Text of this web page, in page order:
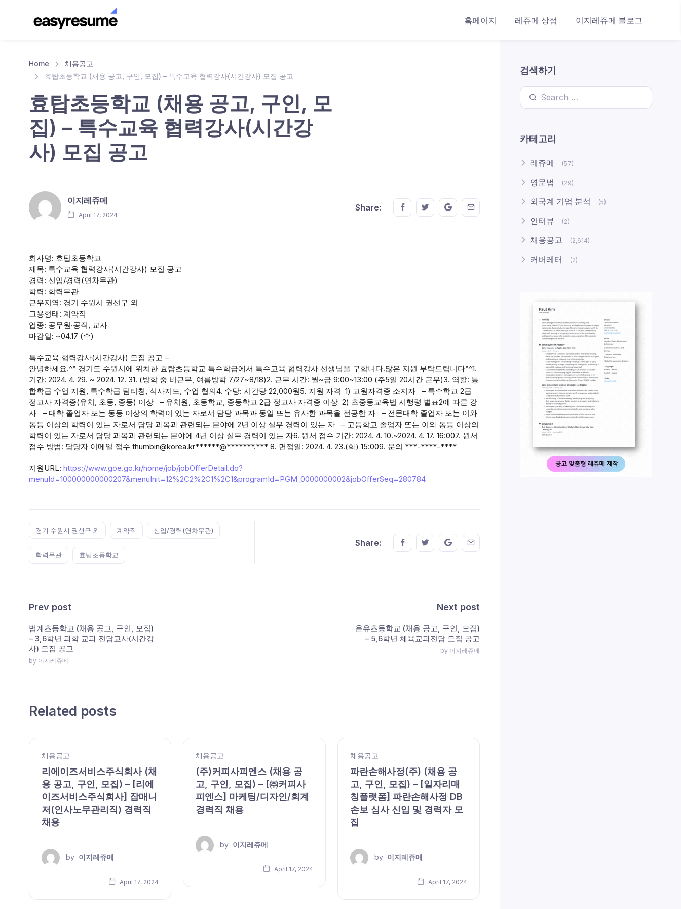
홈페이지 레쥬메 상점 이지레쥬메 블로그
Home
채용공고
효탑초등학교 (채용 공고, 구인, 모집) – 특수교육 협력강사(시간강사) 모집 공고
효탑초등학교 (채용 공고, 구인, 모
집) – 특수교육 협력강사(시간강
사) 모집 공고
이지레쥬메
April 17, 2024
Share: Share this on FaceBook
Share this on Twitter
Share this on GMail
Share this on EMail
회사명: 효탑초등학교
제목: 특수교육 협력강사(시간강사) 모집 공고
경력: 신입/경력(연차무관)
학력: 학력무관
근무지역: 경기 수원시 권선구 외
고용형태: 계약직
업종: 공무원·공직, 교사
마감일: ~04.17 (수)
특수교육 협력강사(시간강사) 모집 공고 –
안녕하세요.^^ 경기도 수원시에 위치한 효탑초등학교 특수학급에서 특수교육 협력강사 선생님을 구합니다.많은 지원 부탁드립니다^^1.
기간: 2024. 4. 29. ~ 2024. 12. 31. (방학 중 비근무, 여름방학 7/27~8/18)2. 근무 시간: 월~금 9:00~13:00 (주5일 20시간 근무)3. 역할: 통
합학급 수업 지원, 특수학급 팀티칭, 식사지도, 수업 협의4. 수당: 시간당 22,000원5. 지원 자격 1) 교원자격증 소지자 – 특수학교 2급
정교사 자격증(유치, 초등, 중등) 이상 – 유치원, 초등학교, 중등학교 2급 정교사 자격증 이상 2) 초중등교육법 시행령 별표2에 따른 강
사 – 대학 졸업자 또는 동등 이상의 학력이 있는 자로서 담당 과목과 동일 또는 유사한 과목을 전공한 자 – 전문대학 졸업자 또는 이와
동등 이상의 학력이 있는 자로서 담당 과목과 관련되는 분야에 2년 이상 실무 경력이 있는 자 – 고등학교 졸업자 또는 이와 동등 이상의
학력이 있는 자로서 담당 과목과 관련되는 분야에 4년 이상 실무 경력이 있는 자6. 원서 접수 기간: 2024. 4. 10.~2024. 4. 17. 16:007. 원서
접수 방법: 담당자 이메일 접수 thumbin@korea.kr******@*******.*** 8. 면접일: 2024. 4. 23.(화) 15:009. 문의 ***-****-****
지원URL: https://www.goe.go.kr/home/job/jobOfferDetail.do?
menuId=100000000000207&menuInit=12%2C2%2C1%2C1&programId=PGM_0000000002&jobOfferSeq=280784
경기 수원시 권선구 외 계약직 신입/경력(연차무관)
학력무관 효탑초등학교
Share: Share this on FaceBook
Share this on Twitter
Share this on GMail
Share this on EMail
Prev post
범계초등학교 (채용 공고, 구인, 모집)
– 3,6학년 과학 교과 전담교사(시간강
사) 모집 공고
by 이지레쥬메
Next post
운유초등학교 (채용 공고, 구인, 모집)
– 5,6학년 체육교과전담 모집 공고
by 이지레쥬메
Related posts
채용공고
리에이즈서비스주식회사 (채
용 공고, 구인, 모집) – [리에
이즈서비스주식회사] 잡매니
저(인사노무관리직) 경력직
채용
by 이지레쥬메
April 17, 2024
채용공고
(주)커피사피엔스 (채용 공
고, 구인, 모집) – [㈜커피사
피엔스] 마케팅/디자인/회계
경력직 채용
by 이지레쥬메
April 17, 2024
채용공고
파란손해사정(주) (채용 공
고, 구인, 모집) – [일자리매
칭플랫폼] 파란손해사정 DB
손보 심사 신입 및 경력자 모
집
by 이지레쥬메
April 17, 2024
검색하기
Search for:
카테고리
레쥬메 (57)
영문법 (29)
외국계 기업 분석 (5)
인터뷰 (2)
채용공고 (2,614)
커버레터 (2)